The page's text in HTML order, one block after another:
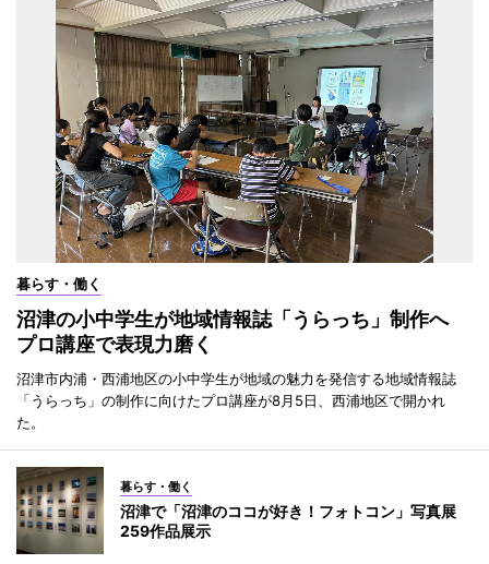
暮らす・働く
沼津の小中学生が地域情報誌「うらっち」制作へ
プロ講座で表現力磨く
沼津市内浦・西浦地区の小中学生が地域の魅力を発信する地域情報誌
「うらっち」の制作に向けたプロ講座が8月5日、西浦地区で開かれ
た。
暮らす・働く
沼津で「沼津のココが好き！フォトコン」写真展
259作品展示